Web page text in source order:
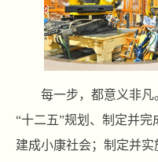
每一步，都意义非
“十二五”规划、制定并完
建成小康社会；制定并